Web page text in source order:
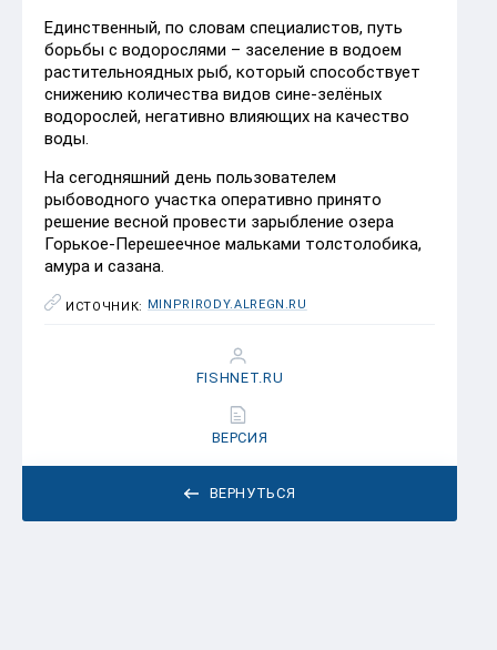
Единственный, по словам специалистов, путь
борьбы с водорослями – заселение в водоем
растительноядных рыб, который способствует
снижению количества видов сине-зелёных
водорослей, негативно влияющих на качество
воды.
На сегодняшний день пользователем
рыбоводного участка оперативно принято
решение весной провести зарыбление озера
Горькое-Перешеечное мальками толстолобика,
амура и сазана.
ИСТОЧНИК: MINPRIRODY.ALREGN.RU
ВЕРНУТЬСЯ
FISHNET.RU
ВЕРСИЯ